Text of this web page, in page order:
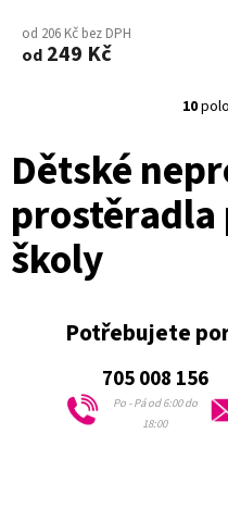
od 206 Kč bez DPH
od 249 Kč
10
Dětské
školy
Potřebujete
705 008 156
Po - Pá od 6:00 do
18:00